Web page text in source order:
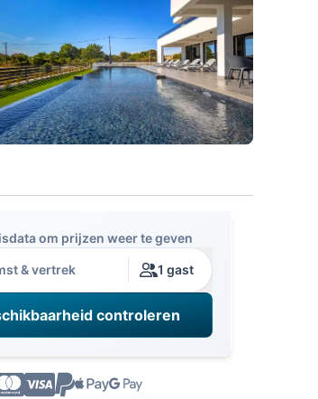
om prijzen weer te geven
& vertrek 1 gast
controleren